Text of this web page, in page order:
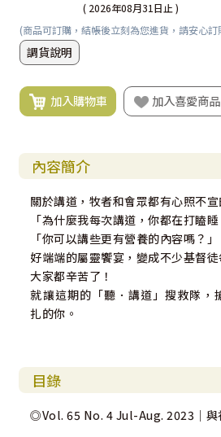
( 2026年08月31日止 )
(商品可訂購，結帳後立刻為您進貨，請安心訂
調貨說明
加入購物車 加入喜愛商品
內容簡介
關於講道，牧者和會眾都有心照不
「為什麼我每次講道，你都在打瞌睡
「你可以講些更有營養的內容嗎？」
好端端的屬靈饗宴，變成不少基督徒
大家都辛苦了！
就讓這期的「聽．講道」搜救隊，
扎的你。
目錄
◎Vol. 65 No. 4 Jul-Aug. 2023｜與